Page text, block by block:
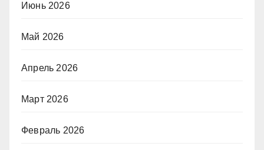
Июнь 2026
Май 2026
Апрель 2026
Март 2026
Февраль 2026